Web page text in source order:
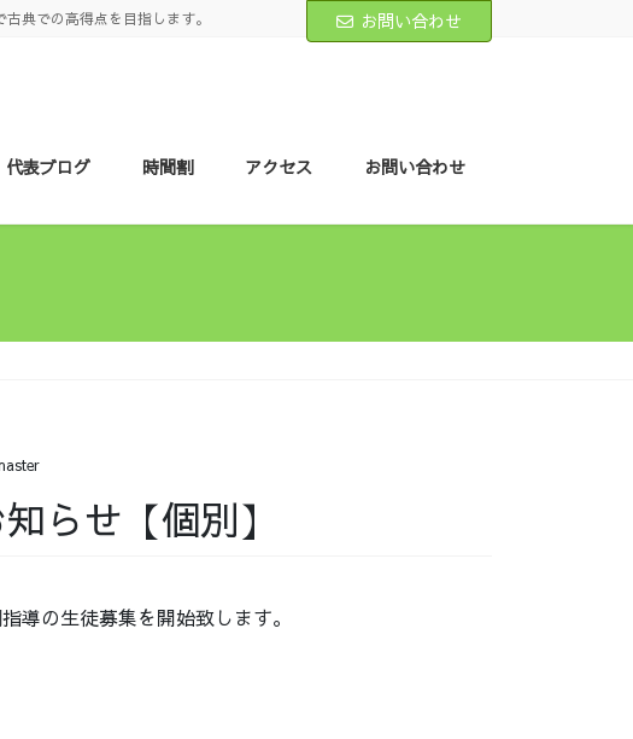
典での高得点を目指します。 お問い合わせ
代表ブログ 時間割 アクセス お問い合わせ
らせ【個別】
導の生徒募集を開始致します。